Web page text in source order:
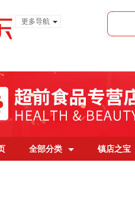
更多导航
全部分类 镇店之宝